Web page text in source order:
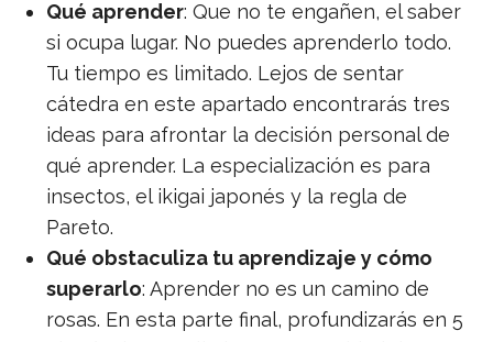
Qué aprender: Que no te engañen, el saber
si ocupa lugar. No puedes aprenderlo todo.
Tu tiempo es limitado. Lejos de sentar
cátedra en este apartado encontrarás tres
ideas para afrontar la decisión personal de
qué aprender. La especialización es para
insectos, el ikigai japonés y la regla de
Pareto.
Qué obstaculiza tu aprendizaje y cómo
superarlo: Aprender no es un camino de
rosas. En esta parte final, profundizarás en 5